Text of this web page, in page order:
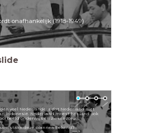
onafhankelijk (1918-1949)
veel Nederlanders dat Nederland niet
Indonesië. Nederland moest het land ook
onderwijs en ziekenzorg.
staan deze plannen bekend?